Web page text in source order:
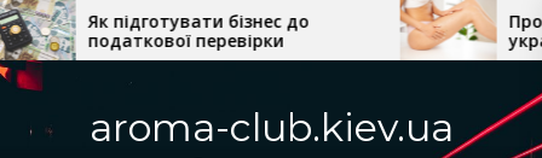
Перейти
к
содержимому
бізнес до
Професійна косметика
українського
домашнього догляду
aroma-club.kiev.ua